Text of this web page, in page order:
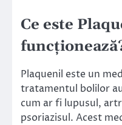
Ce este
Plaquenil este un
tratamentul bolilor
cum ar fi lupusul,
psoriazisul. Acest